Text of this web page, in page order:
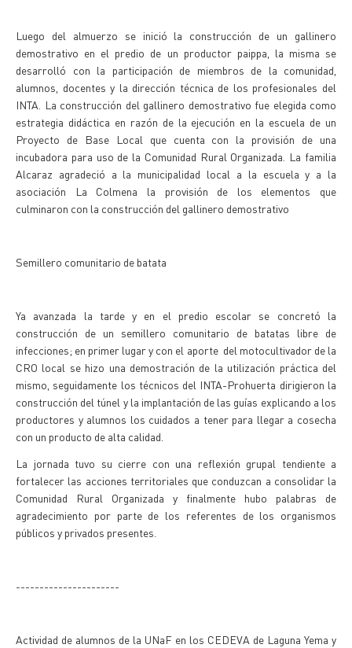
Luego del almuerzo se inició la construcción de un gallinero
demostrativo en el predio de un productor paippa, la misma se
desarrolló con la participación de miembros de la comunidad,
alumnos, docentes y la dirección técnica de los profesionales del
INTA. La construcción del gallinero demostrativo fue elegida como
estrategia didáctica en razón de la ejecución en la escuela de un
Proyecto de Base Local que cuenta con la provisión de una
incubadora para uso de la Comunidad Rural Organizada. La familia
Alcaraz agradeció a la municipalidad local a la escuela y a la
asociación La Colmena la provisión de los elementos que
culminaron con la construcción del gallinero demostrativo
Semillero comunitario de batata
Ya avanzada la tarde y en el predio escolar se concretó la
construcción de un semillero comunitario de batatas libre de
infecciones; en primer lugar y con el aporte del motocultivador de la
CRO local se hizo una demostración de la utilización práctica del
mismo, seguidamente los técnicos del INTA-Prohuerta dirigieron la
construcción del túnel y la implantación de las guías explicando a los
productores y alumnos los cuidados a tener para llegar a cosecha
con un producto de alta calidad.
La jornada tuvo su cierre con una reflexión grupal tendiente a
fortalecer las acciones territoriales que conduzcan a consolidar la
Comunidad Rural Organizada y finalmente hubo palabras de
agradecimiento por parte de los referentes de los organismos
públicos y privados presentes.
----------------------
Actividad de alumnos de la UNaF en los CEDEVA de Laguna Yema y